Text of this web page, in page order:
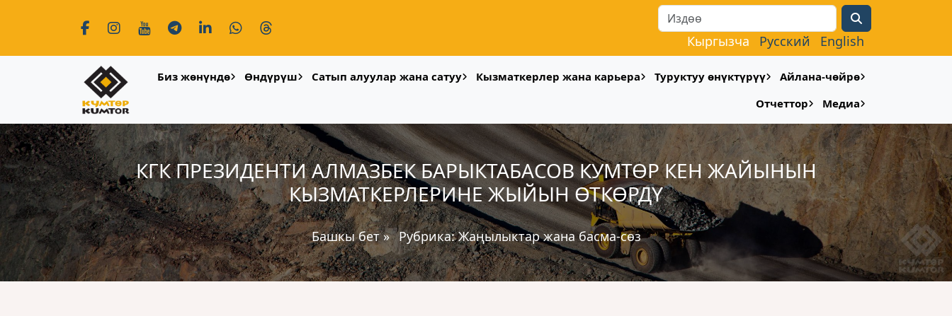
Search
Кыргызча Русский English
Биз жөнүндө Өндүрүш Сатып алуулар жана сатуу Кызматкерлер жана карьера Туруктуу өнүктүрүү
Айлана-чөйрө
Отчеттор
Медиа
КГК ПРЕЗИДЕНТИ АЛМАЗБЕК БАРЫКТАБАСОВ КУМТӨР КЕН ЖАЙЫНЫН
КЫЗМАТКЕРЛЕРИНЕ ЖЫЙЫН ӨТКӨРДҮ
Башкы бет» Рубрика:Жаңылыктар жана басма-сөз